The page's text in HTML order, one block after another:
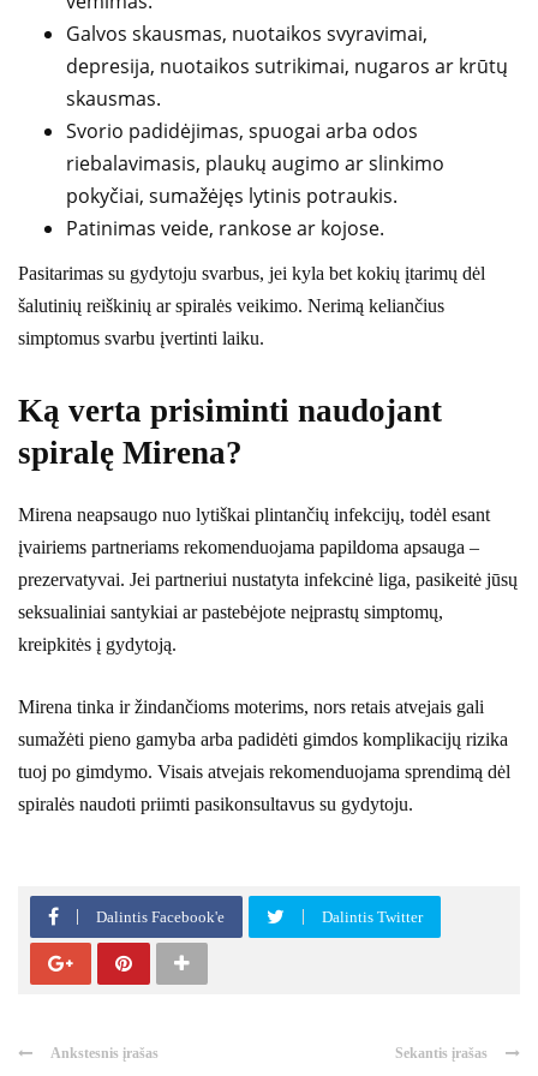
Galvos skausmas, nuotaikos svyravimai,
depresija, nuotaikos sutrikimai, nugaros ar krūtų
skausmas.
Svorio padidėjimas, spuogai arba odos
riebalavimasis, plaukų augimo ar slinkimo
pokyčiai, sumažėjęs lytinis potraukis.
Patinimas veide, rankose ar kojose.
Pasitarimas su gydytoju svarbus, jei kyla bet kokių įtarimų dėl
šalutinių reiškinių ar spiralės veikimo. Nerimą keliančius
simptomus svarbu įvertinti laiku.
Ką verta prisiminti naudojant
spiralę Mirena?
Mirena neapsaugo nuo lytiškai plintančių infekcijų, todėl esant
įvairiems partneriams rekomenduojama papildoma apsauga –
prezervatyvai. Jei partneriui nustatyta infekcinė liga, pasikeitė jūsų
seksualiniai santykiai ar pastebėjote neįprastų simptomų,
kreipkitės į gydytoją.
Mirena tinka ir žindančioms moterims, nors retais atvejais gali
sumažėti pieno gamyba arba padidėti gimdos komplikacijų rizika
tuoj po gimdymo. Visais atvejais rekomenduojama sprendimą dėl
spiralės naudoti priimti pasikonsultavus su gydytoju.
Dalintis Facebook'e Dalintis Twitter
Ankstesnis įrašas Sekantis įrašas